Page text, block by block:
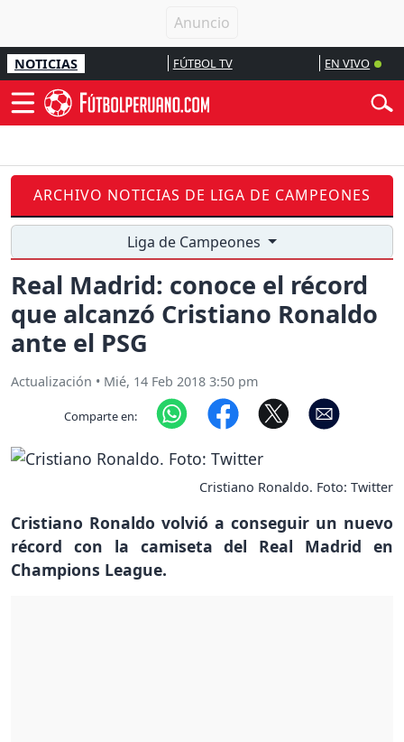
NOTICIAS FÚTBOL TV EN VIVO
ARCHIVO NOTICIAS DE LIGA DE CAMPEONES
Liga de Campeones
Real Madrid: conoce el récord
que alcanzó Cristiano Ronaldo
ante el PSG
Actualización • Mié, 14 Feb 2018 3:50 pm
Comparte en:
Cristiano Ronaldo. Foto: Twitter
Cristiano Ronaldo volvió a conseguir un nuevo
récord con la camiseta del Real Madrid en
Champions League.